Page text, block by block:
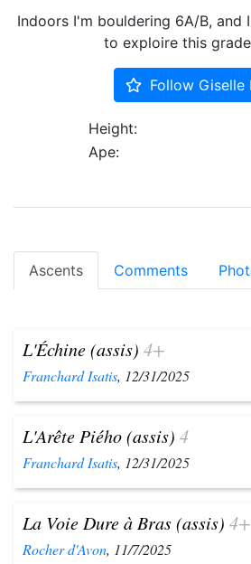
Indoors I'm bouldering 6A/B, and
to exploire this
Follow Giselle
Height:
Ape:
Ascents Comments
L'Échine (assis) 4+
Franchard Isatis, 12/31/2025
L'Arête Piého (assis) 4
Franchard Isatis, 12/31/2025
La Voie Dure à Bras (assis) 4+
Rocher d'Avon, 11/7/2025